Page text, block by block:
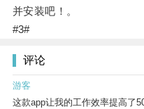
并安装吧！。
#3#
评论
游客
这款app让我的工作效率提高了